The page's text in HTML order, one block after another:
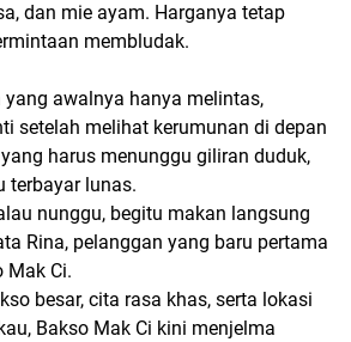
dan mie ayam. Harganya tetap
membludak.
yang awalnya hanya melintas,
setelah melihat kerumunan di depan
harus menunggu giliran duduk,
terbayar lunas.
nunggu, begitu makan langsung
Rina, pelanggan yang baru pertama
Mak Ci.
besar, cita rasa khas, serta lokasi
Bakso Mak Ci kini menjelma